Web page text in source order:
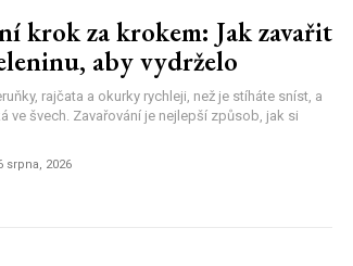
krok za krokem: Jak zavařit
aby vydrželo
rajčata a okurky rychleji, než je stíháte sníst, a
ve švech. Zavařování je nejlepší způsob, jak si
srpna, 2026